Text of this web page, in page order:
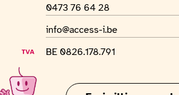
WhatsApp-Nummer
0473 76 64 28
E-Mail-Adresse
info@access-i.be
USt-IdNr.
BE 0826.178.791